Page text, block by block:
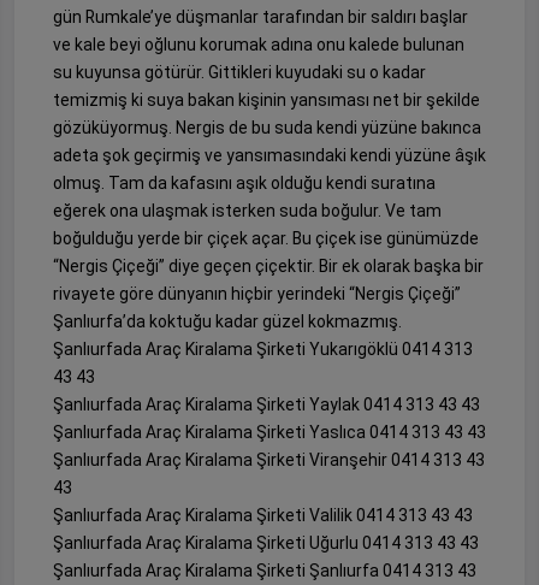
gün Rumkale’ye düşmanlar tarafından bir saldırı başlar
ve kale beyi oğlunu korumak adına onu kalede bulunan
su kuyunsa götürür. Gittikleri kuyudaki su o kadar
temizmiş ki suya bakan kişinin yansıması net bir şekilde
gözüküyormuş. Nergis de bu suda kendi yüzüne bakınca
adeta şok geçirmiş ve yansımasındaki kendi yüzüne âşık
olmuş. Tam da kafasını aşık olduğu kendi suratına
eğerek ona ulaşmak isterken suda boğulur. Ve tam
boğulduğu yerde bir çiçek açar. Bu çiçek ise günümüzde
“Nergis Çiçeği” diye geçen çiçektir. Bir ek olarak başka bir
rivayete göre dünyanın hiçbir yerindeki “Nergis Çiçeği”
Şanlıurfa’da koktuğu kadar güzel kokmazmış.
Şanlıurfada Araç Kiralama Şirketi Yukarıgöklü 0414 313
43 43
Şanlıurfada Araç Kiralama Şirketi Yaylak 0414 313 43 43
Şanlıurfada Araç Kiralama Şirketi Yaslıca 0414 313 43 43
Şanlıurfada Araç Kiralama Şirketi Viranşehir 0414 313 43
43
Şanlıurfada Araç Kiralama Şirketi Valilik 0414 313 43 43
Şanlıurfada Araç Kiralama Şirketi Uğurlu 0414 313 43 43
Şanlıurfada Araç Kiralama Şirketi Şanlıurfa 0414 313 43